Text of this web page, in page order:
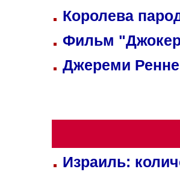
Королева
Фильм
Джереми
Израиль: